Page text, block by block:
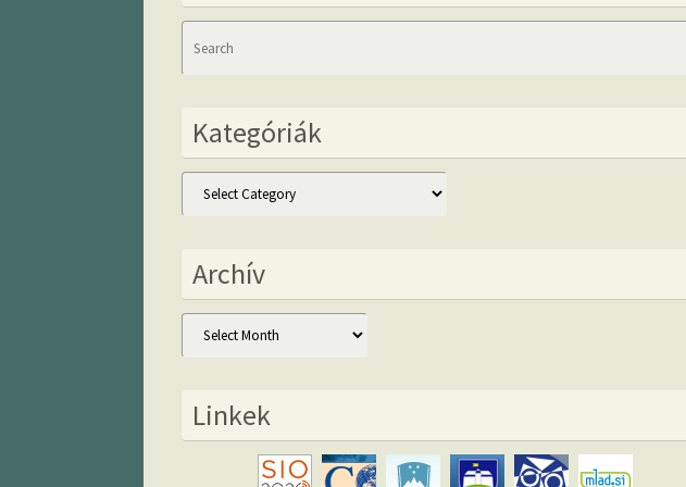
Kategóriák
Kategóriák
Archív
Archív
Linkek